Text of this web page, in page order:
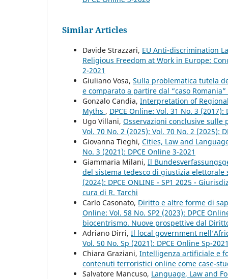
Similar Articles
Davide Strazzari, EU Anti-discrimination
Religious Freedom at Work in Europe:
2-2021
Giuliano Vosa, Sulla problematica tutela
e comparato a partire dal “caso Romania”
Gonzalo Candia, Interpretation of
Myths , DPCE Online: Vol. 31 No. 3 (2017):
Ugo Villani, Osservazioni conclusive
Vol. 70 No. 2 (2025): Vol. 70 No. 2 (2025):
Giovanna Tieghi, Cities, Law and
No. 3 (2021): DPCE Online 3-2021
Giammaria Milani, Il
del sistema tedesco di giustizia
(2024): DPCE ONLINE - SP1 2025 -
cura di R. Tarchi
Carlo Casonato, Diritto e altre forme di
Online: Vol. 58 No. SP2 (2023): DPCE
biocentrismo. Nuove prospettive dal
Adriano Dirri, Il local government
Vol. 50 No. Sp (2021): DPCE Online Sp-2021
Chiara Graziani, Intelligenza artificiale e
contenuti terroristici online come case-
Salvatore Mancuso, Language, Law and